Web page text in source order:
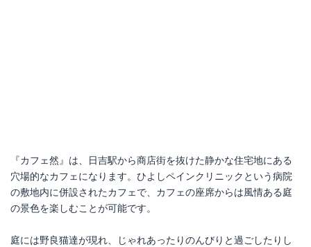
『カフェ然』は、日吉駅から商店街を抜けた静かな住宅地にある
穴場的なカフェになります。ひよしペインクリニックという病院
の敷地内に併設されたカフェで、カフェの座席からは風情ある庭
の景色を楽しむことが可能です。
庭には野良猫達が現れ、じゃれあったりのんびりと過ごしたりし